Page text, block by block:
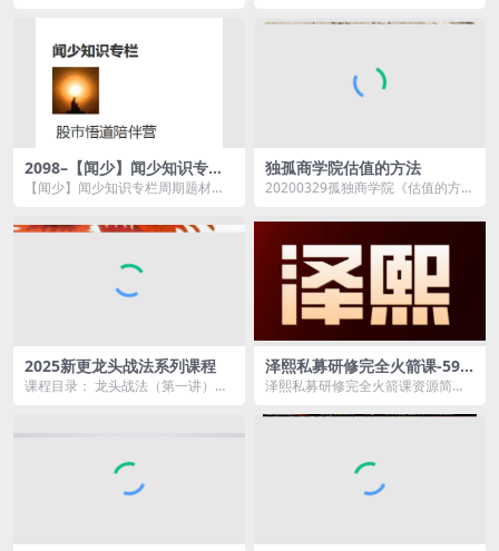
3...
2098–【闻少】闻少知识专栏
周期题材盘口筹码教学
【闻少】闻少知识专栏周期题材盘
录： ...
独孤商学院估值的方法
20200329孤独商学院《估值的方
2025新更龙头战法系列课程
课程目录： 龙头战法（第一讲），
泽熙私募研修完全火箭课-59.2
GB
泽熙私募研修完全火箭课资源简
特...